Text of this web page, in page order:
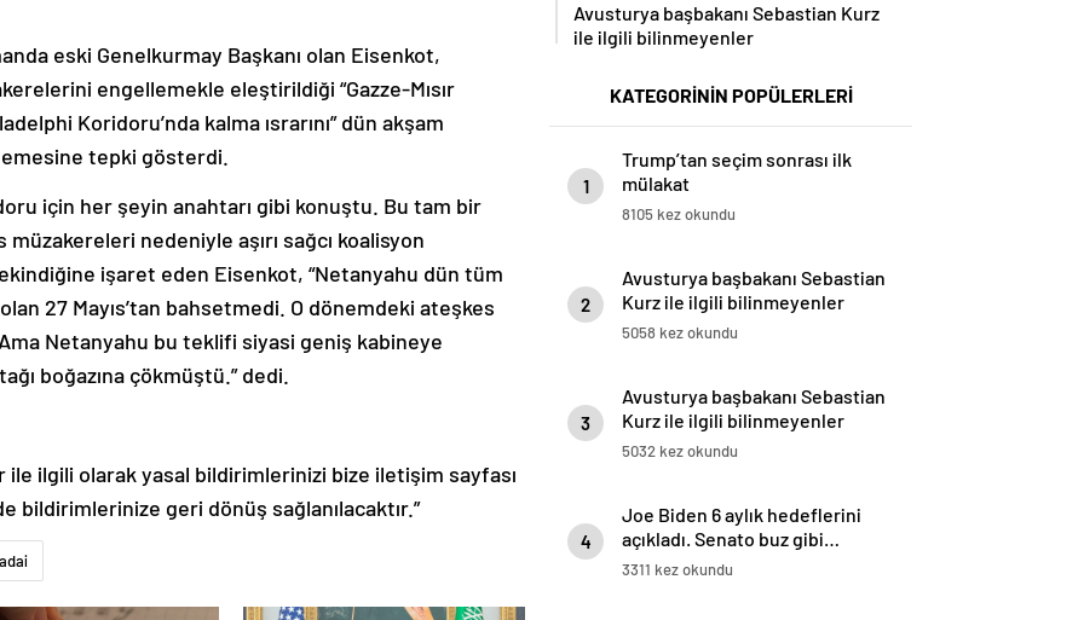
eski Genelkurmay Başkanı olan Eisenkot,
engellemekle eleştirildiği “Gazze-Mısır
Koridoru’nda kalma ısrarını” dün akşam
tepki gösterdi.
için her şeyin anahtarı gibi konuştu. Bu tam bir
nedeniyle aşırı sağcı koalisyon
işaret eden Eisenkot, “Netanyahu dün tüm
27 Mayıs’tan bahsetmedi. O dönemdeki ateşkes
Netanyahu bu teklifi siyasi geniş kabineye
boğazına çökmüştü.” dedi.
ile ilgili olarak yasal bildirimlerinizi bize iletişim sayfası
bildirimlerinize geri dönüş sağlanılacaktır.”
Avusturya başbakanı Sebastian Kurz
ile ilgili bilinmeyenler
KATEGORİNİN POPÜLERLERİ
1
Trump’tan seçim sonrası ilk
mülakat
8105 kez okundu
2
Avusturya başbakanı Sebastian
Kurz ile ilgili bilinmeyenler
5058 kez okundu
3
Avusturya başbakanı Sebastian
Kurz ile ilgili bilinmeyenler
5032 kez okundu
4
Joe Biden 6 aylık hedeflerini
açıkladı. Senato buz gibi…
3311 kez okundu